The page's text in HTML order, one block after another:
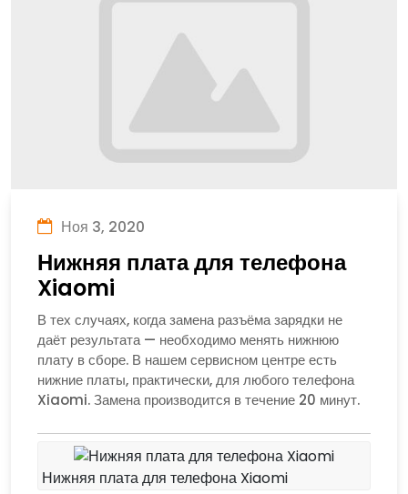
Ноя 3, 2020
Нижняя плата для телефона
Xiaomi
В тех случаях, когда замена разъёма зарядки не
даёт результата — необходимо менять нижнюю
плату в сборе. В нашем сервисном центре есть
нижние платы, практически, для любого телефона
Xiaomi. Замена производится в течение 20 минут.
Нижняя плата для телефона Xiaomi